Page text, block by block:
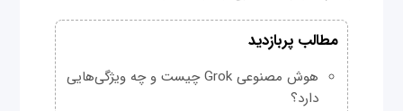
مطالب پربازدید
هوش مصنوعی Grok چیست و چه ویژگی‌هایی
دارد؟